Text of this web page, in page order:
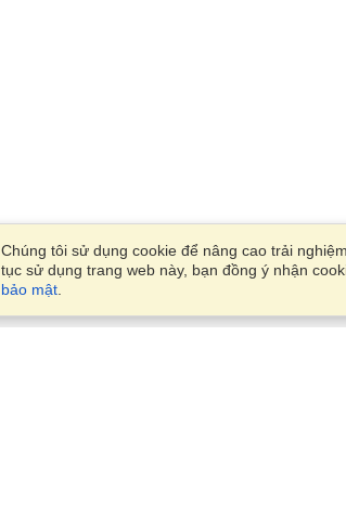
Chúng tôi sử dụng cookie để nâng cao trải
tục sử dụng trang web này, bạn đồng ý nhận
bảo mật